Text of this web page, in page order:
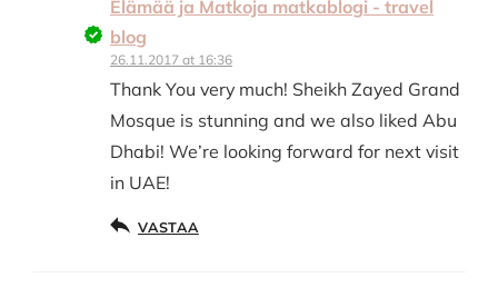
Elämää ja Matkoja matkablogi - travel
blog
26.11.2017 at 16:36
Thank You very much! Sheikh Zayed Grand
Mosque is stunning and we also liked Abu
Dhabi! We’re looking forward for next visit
in UAE!
VASTAA